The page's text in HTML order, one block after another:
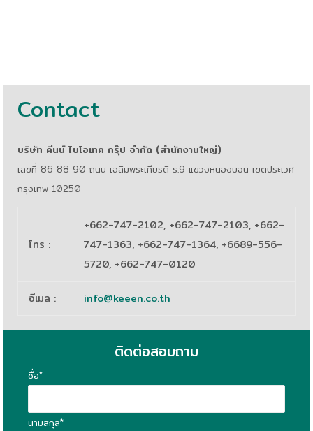
Contact
บริษัท คีนน์ ไบโอเทค กรุ๊ป จำกัด (สำนักงานใหญ่)
เลขที่ 86 88 90 ถนน เฉลิมพระเกียรติ ร.9 แขวงหนองบอน เขตประเวศ
กรุงเทพ 10250
โทร :
+662-747-2102, +662-747-2103, +662-
747-1363, +662-747-1364, +6689-556-
5720, +662-747-0120
อีเมล : info@keeen.co.th
ติดต่อสอบถาม
ชื่อ*
นามสกุล*